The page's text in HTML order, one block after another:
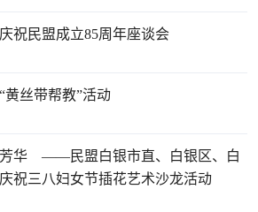
祝民盟成立85周年座谈会
黄丝带帮教”活动
华 ——民盟白银市直、白银区、白
祝三八妇女节插花艺术沙龙活动